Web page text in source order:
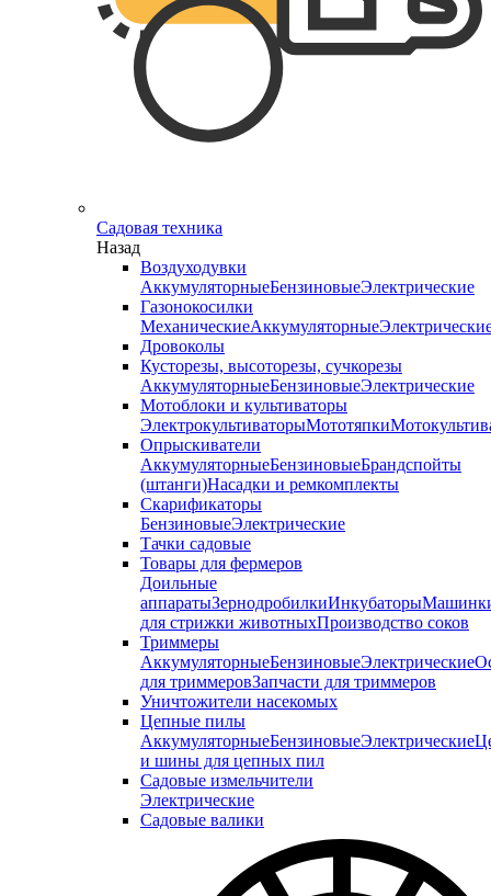
Садовая техника
Назад
Воздуходувки
АккумуляторныеБензиновыеЭлектрические
Газонокосилки
МеханическиеАккумуляторные
Дровоколы
Кусторезы, высоторезы, сучкорезы
АккумуляторныеБензиновыеЭлектрические
Мотоблоки и культиваторы
ЭлектрокультиваторыМототяпки
Опрыскиватели
АккумуляторныеБензиновыеБрандспойты
(штанги)Насадки и ремкомплекты
Скарификаторы
БензиновыеЭлектрические
Тачки садовые
Товары для фермеров
Доильные
аппаратыЗернодробилкиИнкубаторы
для стрижки животныхПроизводство соков
Триммеры
АккумуляторныеБензиновыеЭлектрические
для триммеровЗапчасти для триммеров
Уничтожители насекомых
Цепные пилы
АккумуляторныеБензиновыеЭлектрические
и шины для цепных пил
Садовые измельчители
Электрические
Садовые валики